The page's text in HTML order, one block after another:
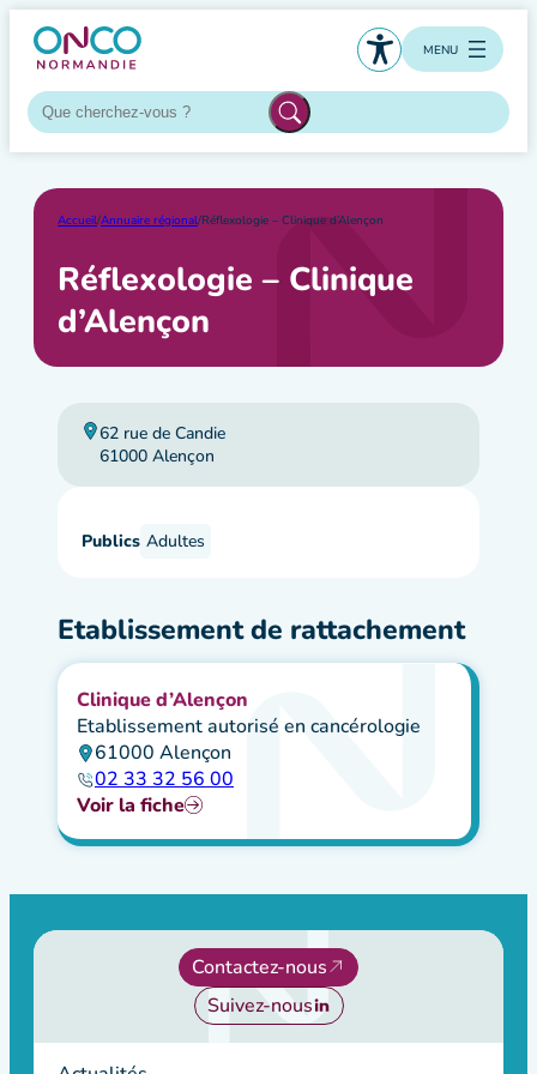
Aller
contenu
MENU
Accueil/Annuaire régional/Réflexologie – Clinique d’Alençon
Réflexologie – Clinique
d’Alençon
62 rue de Candie
61000 Alençon
Publics Adultes
Etablissement de rattachement
Clinique d’Alençon
Etablissement autorisé en cancérologie
61000 Alençon
02 33 32 56 00
Voir la fiche
Contactez-nous
Suivez-nous